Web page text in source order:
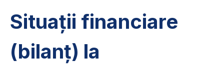
Situații financiare
(bilanț) la